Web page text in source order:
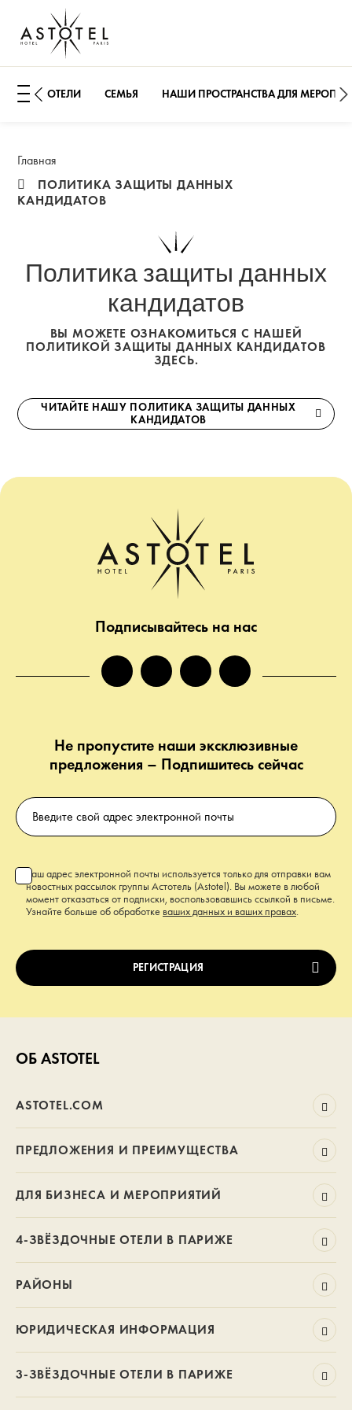
ОТЕЛИ СЕМЬЯ НАШИ ПРОСТРАНСТВА ДЛЯ
Главная
ПОЛИТИКА ЗАЩИТЫ ДАННЫХ
КАНДИДАТОВ
Политика защиты данных
кандидатов
ВЫ МОЖЕТЕ ОЗНАКОМИТЬСЯ С НАШЕЙ
ПОЛИТИКОЙ ЗАЩИТЫ ДАННЫХ КАНДИДАТОВ
ЗДЕСЬ.
ЧИТАЙТЕ НАШУ ПОЛИТИКА ЗАЩИТЫ ДАННЫХ
КАНДИДАТОВ
Подписывайтесь на нас
facebookinstagramtwitter tiktok
Не пропустите наши эксклюзивные
предложения – Подпишитесь сейчас
Ваш адрес электронной почты используется только для отправки вам
новостных рассылок группы Астотель (Astotel). Вы можете в любой
момент отказаться от подписки, воспользовавшись ссылкой в письме.
Узнайте больше об обработке ваших данных и ваших правах.
ОБ ASTOTEL
ASTOTEL.COM
ПРЕДЛОЖЕНИЯ И ПРЕИМУЩЕСТВА
ДЛЯ БИЗНЕСА И МЕРОПРИЯТИЙ
4-ЗВЁЗДОЧНЫЕ ОТЕЛИ В ПАРИЖЕ
РАЙОНЫ
ЮРИДИЧЕСКАЯ ИНФОРМАЦИЯ
3-ЗВЁЗДОЧНЫЕ ОТЕЛИ В ПАРИЖЕ